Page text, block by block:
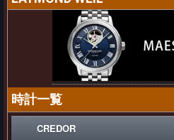
時計一覧
CREDOR